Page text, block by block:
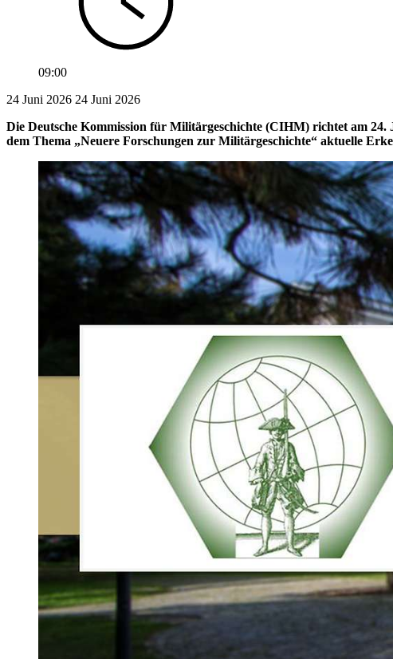
09:00
24 Juni 2026 24 Juni 2026
Die Deutsche Kommission für Militärgeschichte (CIHM) richtet am 24.
dem Thema „Neuere Forschungen zur Militärgeschichte“ aktuelle